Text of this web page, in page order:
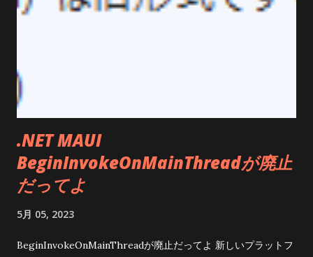
.NET MAUI
BeginInvokeOnMainThreadが廃止
だってよ
5月 05, 2023
BeginInvokeOnMainThreadが廃止だってよ 新しいプラットフ